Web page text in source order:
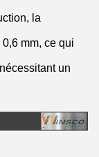
la
mm, ce qui
un